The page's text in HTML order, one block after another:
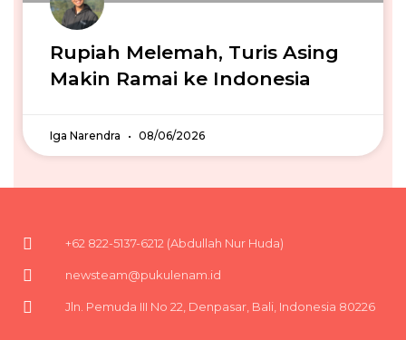
Rupiah Melemah, Turis Asing
Makin Ramai ke Indonesia
Iga Narendra 08/06/2026
+62 822-5137-6212 (Abdullah Nur Huda)
newsteam@pukulenam.id
Jln. Pemuda III No 22, Denpasar, Bali, Indonesia 80226